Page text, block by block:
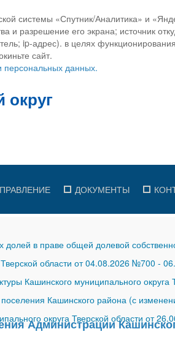
системы «Спутник/Аналитика» и
разрешение его экрана; источник
ip-адрес). в целях
сайт.
персональных данных.
ДОКУМЕНТЫ
в праве общей долевой
области от 04.08.2026 №700 -
Кашинского муниципального округа
Кашинского района (с
округа Тверской области от
Администрации